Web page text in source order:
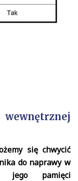
się chwycić
do naprawy w
jego pamięci